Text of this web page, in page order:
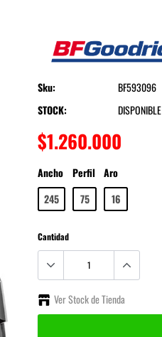
Grand Avenue
Sku:
BF593096
STOCK:
DISPONIBLE
$1.260.000
Ancho
245
Perfil
75
Aro
16
Cantidad
Ver Stock de Tienda